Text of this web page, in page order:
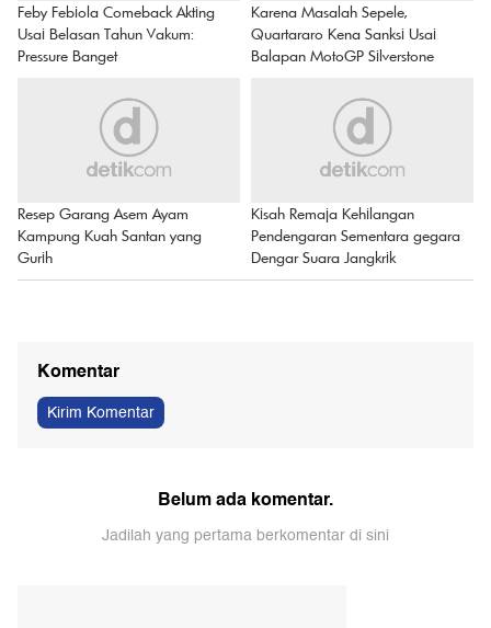
Feby Febiola Comeback Akting
Usai Belasan Tahun Vakum:
Pressure Banget
Karena Masalah Sepele,
Quartararo Kena Sanksi Usai
Balapan MotoGP Silverstone
Resep Garang Asem Ayam
Kampung Kuah Santan yang
Gurih
Kisah Remaja Kehilangan
Pendengaran Sementara gegara
Dengar Suara Jangkrik
Komentar
Kirim Komentar
Belum ada komentar.
Jadilah yang pertama berkomentar di sini